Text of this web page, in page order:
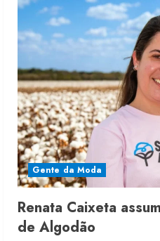
Gente da Moda
Renata Caixeta
de Algodão